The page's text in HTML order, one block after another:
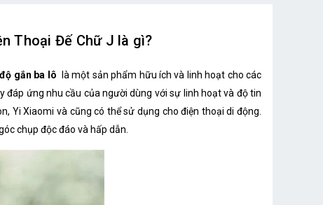
Thoại Đế Chữ J là gì?
gắn ba lô
là một sản phẩm hữu ích và linh hoạt cho các
đáp ứng nhu cầu của người dùng với sự linh hoạt và độ tin
Yi Xiaomi và cũng có thể sử dụng cho điện thoại di động.
chụp độc đáo và hấp dẫn.